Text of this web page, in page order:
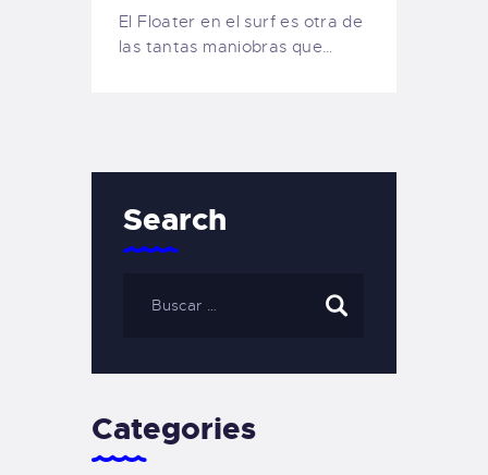
El Floater en el surf es otra de
las tantas maniobras que…
Search
Categories